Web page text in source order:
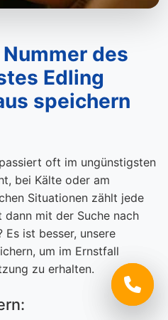
des
Edling
speichern
oft im ungünstigsten
bei Kälte oder am
Situationen zählt jede
dann mit der Suche nach
ist besser, unsere
um im Ernstfall
zu erhalten.